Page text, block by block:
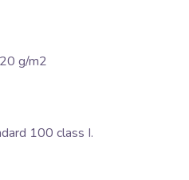
g/m2
100 class I.